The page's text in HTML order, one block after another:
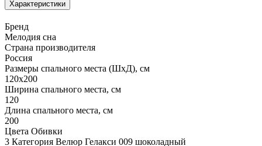
Характеристики
Бренд
Мелодия сна
Страна производителя
Россия
Размеры спального места (ШхД), см
120х200
Ширина спального места, см
120
Длина спального места, см
200
Цвета Обивки
3 Категория Велюр Гелакси 009 шоколадный